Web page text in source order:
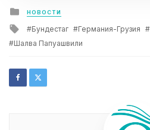
Posted
in
НОВОСТИ
Tagged
with
Бундестаг Германия-Грузия
Шалва Папуашвили